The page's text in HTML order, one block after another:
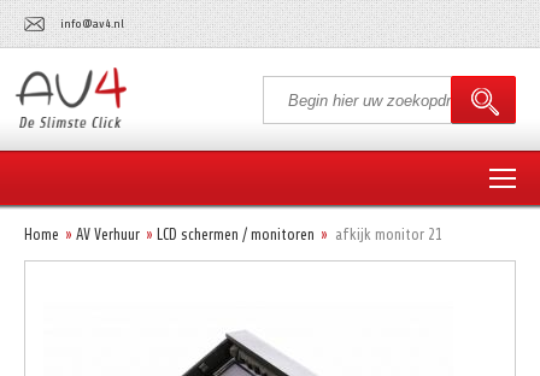
info@av4.nl
Home AV Verhuur LCD schermen / monitoren afkijk monitor 21